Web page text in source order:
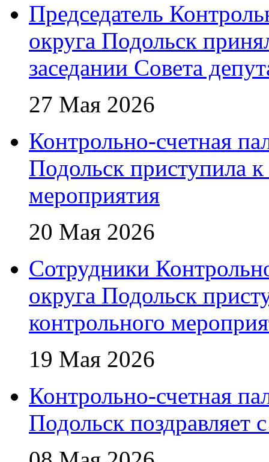
Председатель
округа Подольск
заседании Совета
27 Мая 2026
Контрольно-счетная
Подольск приступила
мероприятия
20 Мая 2026
Сотрудники
округа Подольск
контрольного
19 Мая 2026
Контрольно-счетная
Подольск